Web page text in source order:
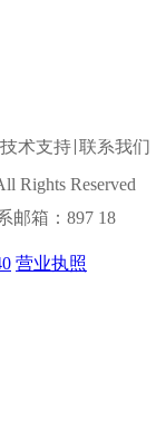
技术支持 联系我们
Rights Reserved
邮箱：897 18
营业执照